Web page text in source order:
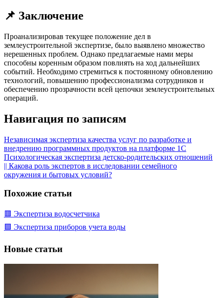
📌 Заключение
Проанализировав текущее положение дел в
землеустроительной экспертизе, было выявлено множество
нерешенных проблем. Однако предлагаемые нами меры
способны коренным образом повлиять на ход дальнейших
событий. Необходимо стремиться к постоянному обновлению
технологий, повышению профессионализма сотрудников и
обеспечению прозрачности всей цепочки землеустроительных
операций.
Навигация по записям
Независимая экспертиза качества услуг по разработке и
внедрению программных продуктов на платформе 1С
Психологическая экспертиза детско-родительских отношений
|| Какова роль экспертов в исследовании семейного
окружения и бытовых условий?
Похожие статьи
🟥 Экспертиза водосчетчика
🟩 Экспертиза приборов учета воды
Новые статьи